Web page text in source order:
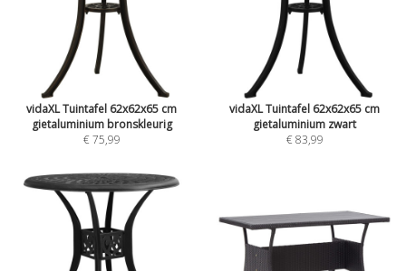
vidaXL Tuintafel 62x62x65 cm
gietaluminium bronskleurig
€ 75,99
vidaXL Tuintafel 62x62x65 cm
gietaluminium zwart
€ 83,99